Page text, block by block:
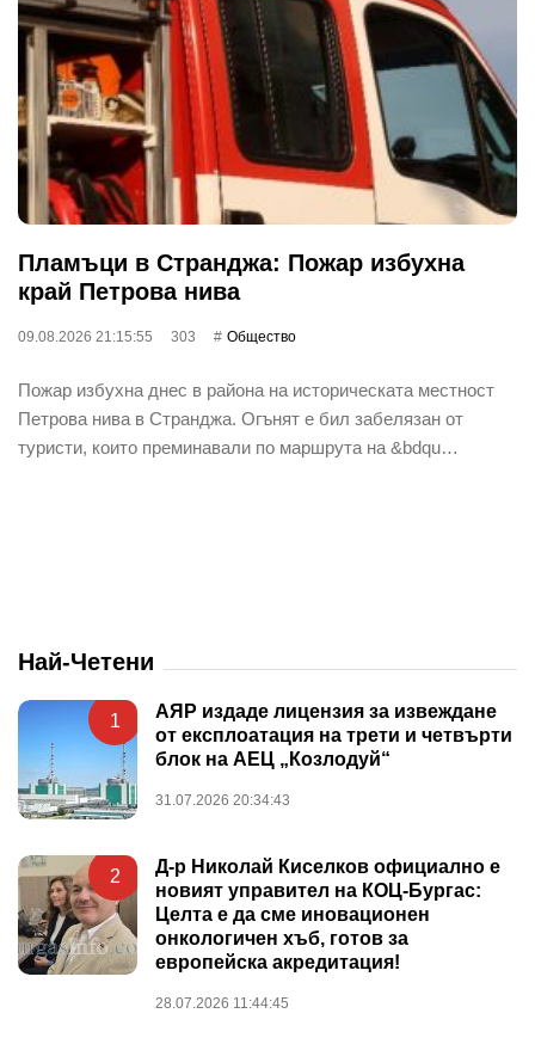
Пламъци в Странджа: Пожар избухна
край Петрова нива
09.08.2026 21:15:55 303 Общество
Пожар избухна днес в района на историческата местност
Петрова нива в Странджа. Огънят е бил забелязан от
туристи, които преминавали по маршрута на &bdqu…
Най-Четени
1
АЯР издаде лицензия за извеждане
от експлоатация на трети и четвърти
блок на АЕЦ „Козлодуй“
31.07.2026 20:34:43
2
Д-р Николай Киселков официално е
новият управител на КОЦ-Бургас:
Целта е да сме иновационен
онкологичен хъб, готов за
европейска акредитация!
28.07.2026 11:44:45